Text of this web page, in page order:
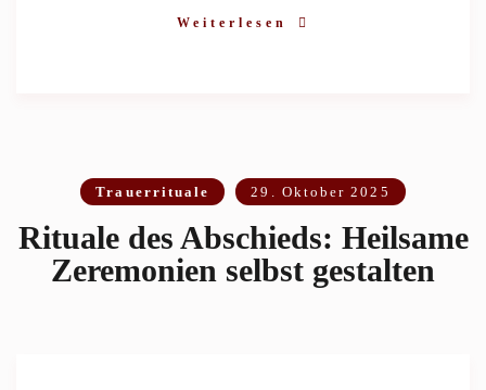
Weiterlesen
Trauerrituale 29. Oktober 2025
Rituale des Abschieds: Heilsame
Zeremonien selbst gestalten